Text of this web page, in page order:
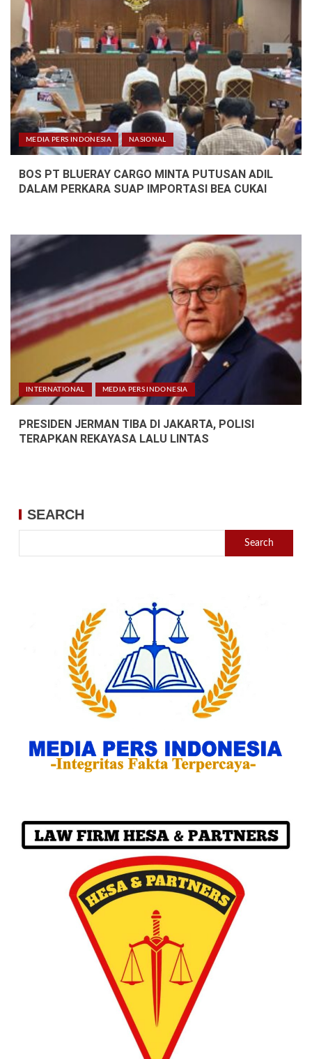
MEDIA PERS INDONESIA NASIONAL
BOS PT BLUERAY CARGO MINTA PUTUSAN ADIL
DALAM PERKARA SUAP IMPORTASI BEA CUKAI
INTERNATIONAL MEDIA PERS INDONESIA
PRESIDEN JERMAN TIBA DI JAKARTA, POLISI
TERAPKAN REKAYASA LALU LINTAS
SEARCH
Search